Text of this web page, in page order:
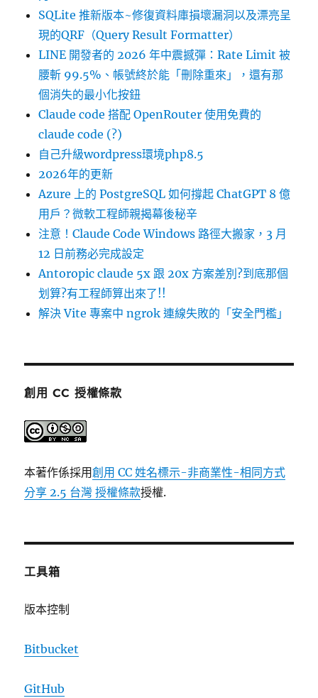
SQLite 推新版本~修復資料庫損壞漏洞以及漂亮呈
現的QRF（Query Result Formatter）
LINE 開發者的 2026 年中震撼彈：Rate Limit 被
腰斬 99.5%、帳號終於能「刪除重來」，還有那
個消失的最小化按鈕
Claude code 搭配 OpenRouter 使用免費的
claude code (?)
自己升級wordpress環境php8.5
2026年的更新
Azure 上的 PostgreSQL 如何撐起 ChatGPT 8 億
用戶？微軟工程師親揭幕後秘辛
注意！Claude Code Windows 路徑大搬家，3 月
12 日前務必完成設定
Antoropic claude 5x 跟 20x 方案差別?到底那個
划算?有工程師算出來了!!
解決 Vite 專案中 ngrok 連線失敗的「安全門檻」
創用 CC 授權條款
本著作係採用創用 CC 姓名標示-非商業性-相同方式
分享 2.5 台灣 授權條款授權.
工具箱
版本控制
Bitbucket
GitHub